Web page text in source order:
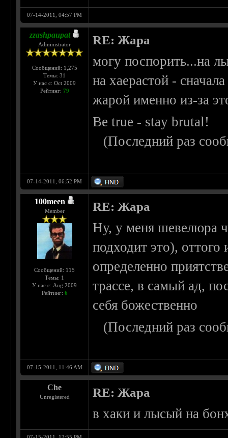
07-14-2011, 04:57 PM
zzashpaupat
Administrator
Сообщений: 1,275
Темы: 31
У нас с: Oct 2009
Рейтинг: 79
RE: Жара
могу поспорить...на
на хаерастой -
жарой именно из-за
Be true - stay brutal!
(Последний раз
07-14-2011, 06:52 PM
100meen
Member
Сообщений: 115
Темы: 1
У нас с: Aug 2009
Рейтинг: 6
RE: Жара
Ну, у меня шевелюра
подходит это),
определенно
трассе, в самый ад,
себя божественно
(Последний раз
07-15-2011, 11:46 AM
Che
Unregistered RE: Жара
в хаки и лысый на